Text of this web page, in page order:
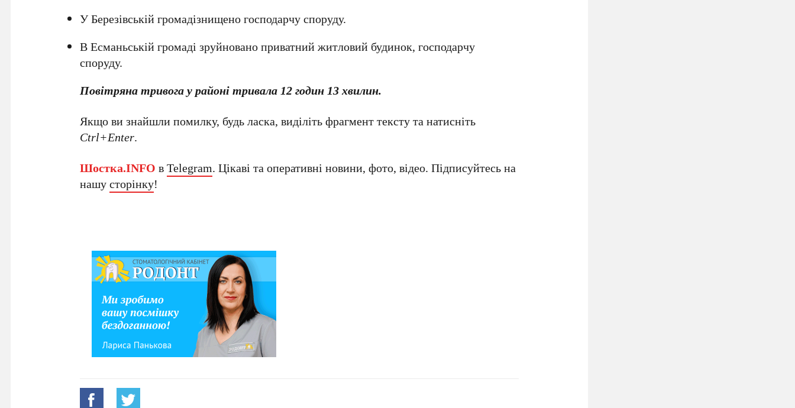
У Березівській громадізнищено господарчу споруду.
В Есманьській громаді зруйновано приватний житловий будинок, господарчу
споруду.
Повітряна тривога у районі тривала 12 годин 13 хвилин.
Якщо ви знайшли помилку, будь ласка, виділіть фрагмент тексту та натисніть
Ctrl+Enter.
Шостка.INFO вTelegram. Цікаві та оперативні новини, фото, відео. Підписуйтесь на
нашусторінку!